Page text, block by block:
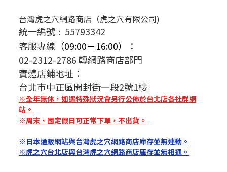
台灣虎之穴網路商店（虎之穴有限公司)
統一編號 ： 55793342
客服專線 （09:00－16:00）
：
02-2312-2786 轉網路商店部門
實體店鋪地址：
台北市中正區開封街一段2號1樓
※全年無休，如遇特殊狀況會另行公佈於台北店各社群網
站。
※周末、國定假日可正常下單，不出貨。
※日本通販網站與台灣虎之穴網路商店庫存並無連動。
※虎之穴台北店與台灣虎之穴網路商店庫存並無相通。